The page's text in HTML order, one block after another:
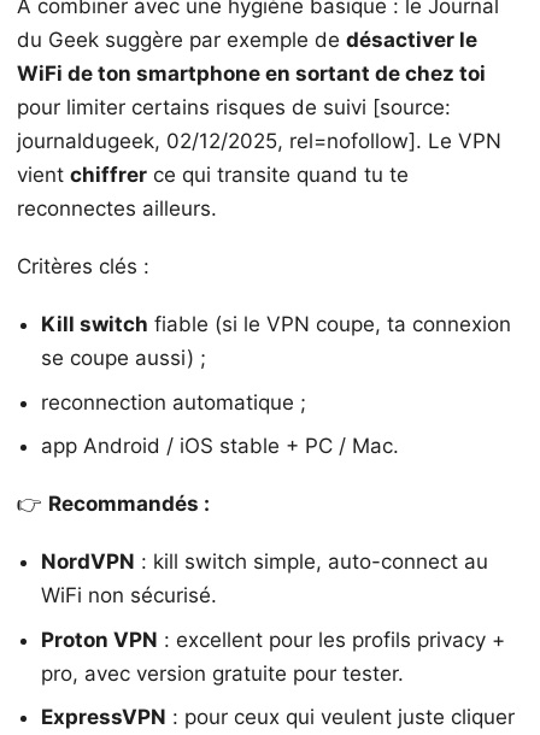
À combiner avec une hygiène basique : le Journal
du Geek suggère par exemple de désactiver le
WiFi de ton smartphone en sortant de chez toi
pour limiter certains risques de suivi [source:
journaldugeek, 02/12/2025, rel=nofollow]. Le VPN
vient chiffrer ce qui transite quand tu te
reconnectes ailleurs.
Critères clés :
Kill switch fiable (si le VPN coupe, ta connexion
se coupe aussi) ;
reconnection automatique ;
app Android / iOS stable + PC / Mac.
👉 Recommandés :
NordVPN : kill switch simple, auto-connect au
WiFi non sécurisé.
Proton VPN : excellent pour les profils privacy +
pro, avec version gratuite pour tester.
ExpressVPN : pour ceux qui veulent juste cliquer